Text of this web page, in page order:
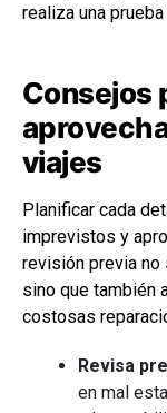
realiza una
Consejos
viajes
Planificar cada
imprevistos y
revisión previa no
sino que también
costosas
Revisa
en mal